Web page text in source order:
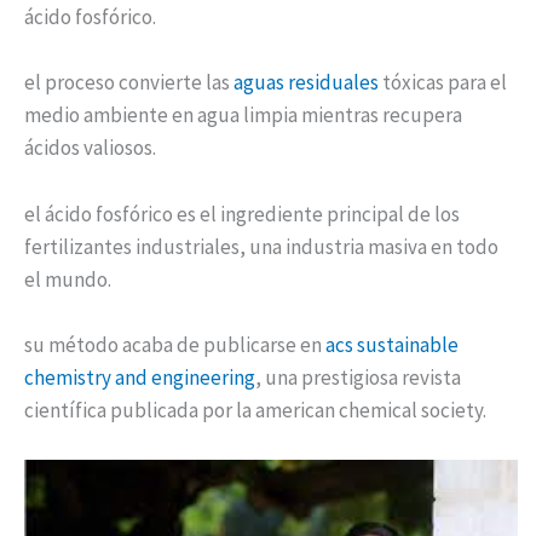
ácido fosfórico.
el proceso convierte lasaguas residuales tóxicas para el
medio ambiente en agua limpia mientras recupera
ácidos valiosos.
el ácido fosfórico es el ingrediente principal de los
fertilizantes industriales, una industria masiva en todo
el mundo.
su método acaba de publicarse enacs sustainable
chemistry and engineering, una prestigiosa revista
científica publicada por la american chemical society.